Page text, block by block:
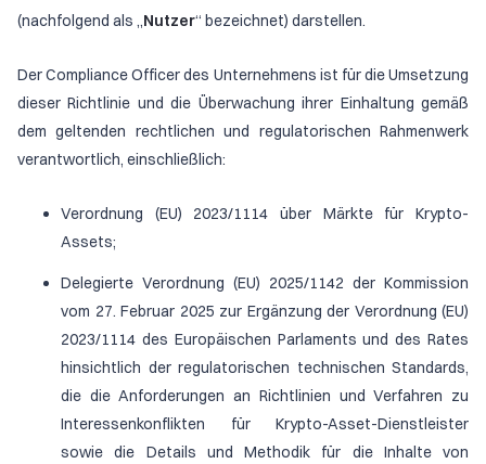
(nachfolgend als „Nutzer“ bezeichnet) darstellen.
Der Compliance Officer des Unternehmens ist für die Umsetzung
dieser Richtlinie und die Überwachung ihrer Einhaltung gemäß
dem geltenden rechtlichen und regulatorischen Rahmenwerk
verantwortlich, einschließlich:
Verordnung (EU) 2023/1114 über Märkte für Krypto-
Assets;
Delegierte Verordnung (EU) 2025/1142 der Kommission
vom 27. Februar 2025 zur Ergänzung der Verordnung (EU)
2023/1114 des Europäischen Parlaments und des Rates
hinsichtlich der regulatorischen technischen Standards,
die die Anforderungen an Richtlinien und Verfahren zu
Interessenkonflikten für Krypto-Asset-Dienstleister
sowie die Details und Methodik für die Inhalte von